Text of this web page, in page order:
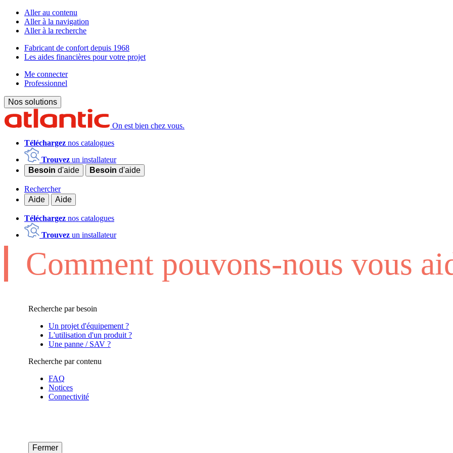
Aller au contenu
Aller à la navigation
Aller à la recherche
Fabricant de confort depuis 1968
Les aides financières pour votre projet
Me connecter
Professionnel
Nos solutions
On est bien chez vous.
Téléchargez nos catalogues
Trouvez un installateur
Besoin d'aide Besoin d'aide
Rechercher
Aide
Aide
Téléchargez nos catalogues
Trouvez un installateur
Comment pouvons-nous vous
Recherche par besoin
Un projet d'équipement ?
L'utilisation d'un produit ?
Une panne / SAV ?
Recherche par contenu
FAQ
Notices
Connectivité
Fermer